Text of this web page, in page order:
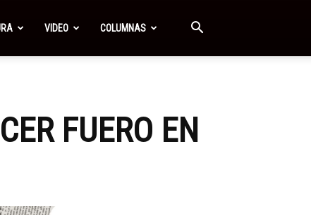
VIDEO COLUMNAS
FUERO EN